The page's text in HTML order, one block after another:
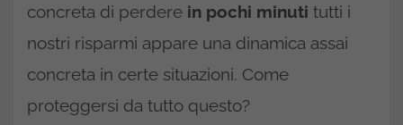
concreta di perdere in pochi minuti tutti i
nostri risparmi appare una dinamica assai
concreta in certe situazioni. Come
proteggersi da tutto questo?